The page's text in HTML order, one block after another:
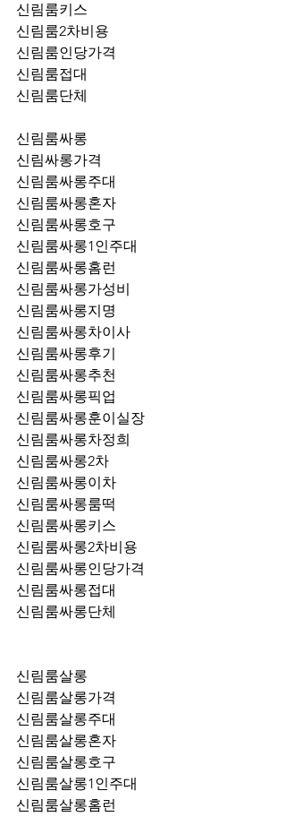
신림룸키스
신림룸2차비용
신림룸인당가격
신림룸접대
신림룸단체
신림룸싸롱
신림싸롱가격
신림룸싸롱주대
신림룸싸롱혼자
신림룸싸롱호구
신림룸싸롱1인주대
신림룸싸롱홈런
신림룸싸롱가성비
신림룸싸롱지명
신림룸싸롱차이사
신림룸싸롱후기
신림룸싸롱추천
신림룸싸롱훈이실장
신림룸싸롱차정희
신림룸싸롱2차
신림룸싸롱이차
신림룸싸롱룸떡
신림룸싸롱키스
신림룸싸롱2차비용
신림룸싸롱인당가격
신림룸싸롱접대
신림룸싸롱단체
신림룸살롱
신림룸살롱가격
신림룸살롱주대
신림룸살롱혼자
신림룸살롱호구
신림룸살롱1인주대
신림룸살롱홈런